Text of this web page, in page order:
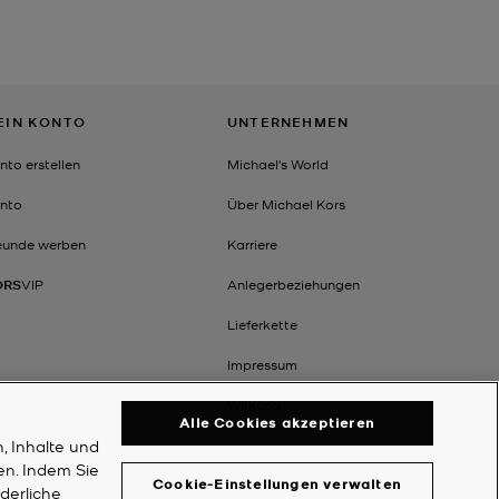
KONTO
erstellen
werben
VIP
UNTERNEHMEN
Michael's World
Über Michael Kors
Karriere
Anlegerbeziehungen
Lieferkette
Impressum
Wirkung
Inhalte und
Indem Sie
Cookie-Einstellungen verwalten
Alle Cookies akzeptieren